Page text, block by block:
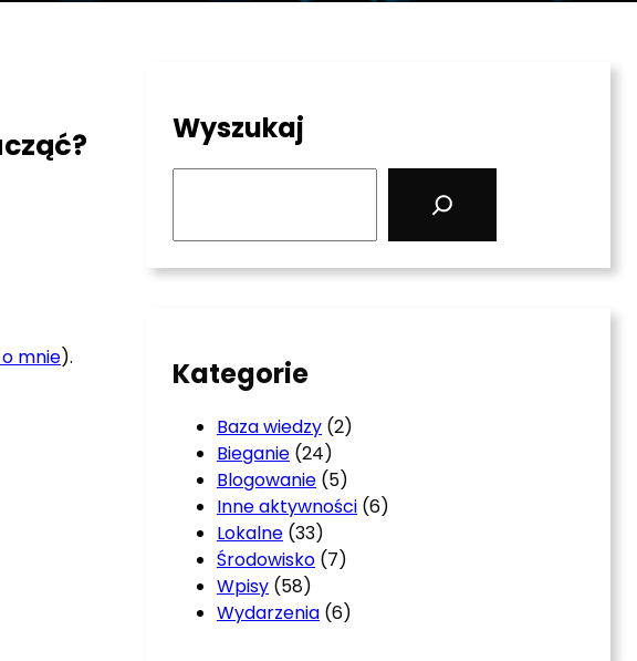
mnie).
Wyszukaj
Kategorie
Baza wiedzy (2)
Bieganie (24)
Blogowanie (5)
Inne aktywności (6)
Lokalne (33)
Środowisko (7)
Wpisy (58)
Wydarzenia (6)